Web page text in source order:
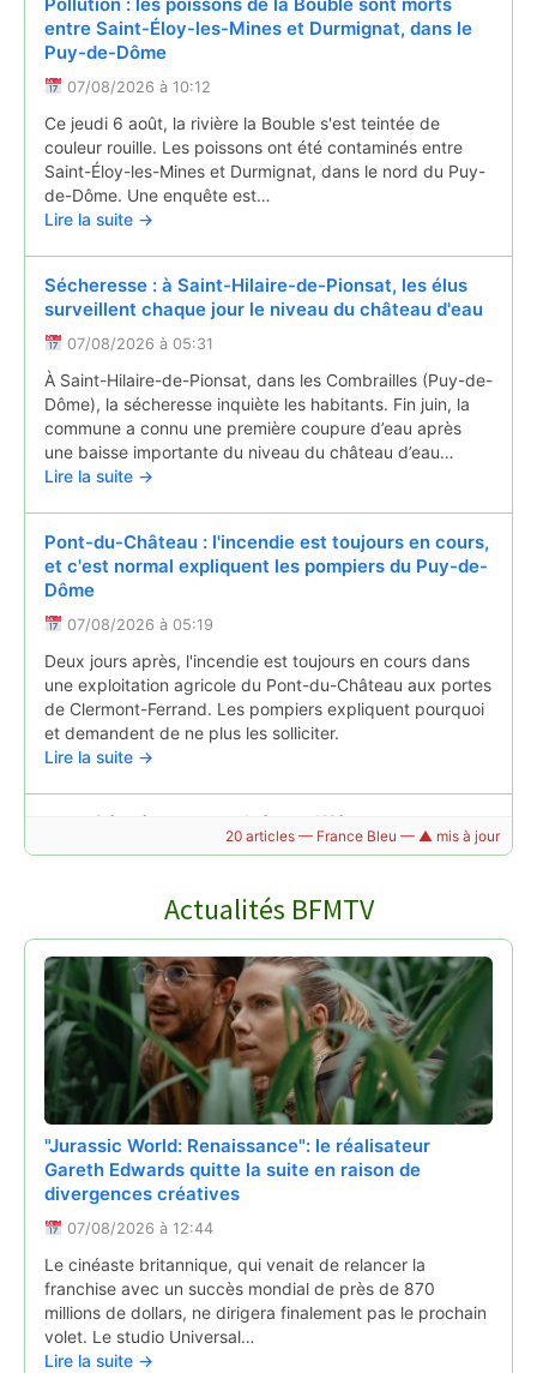
Pollution : les poissons de la Bouble sont morts
entre Saint-Éloy-les-Mines et Durmignat, dans le
Puy-de-Dôme
07/08/2026 à 10:12
Ce jeudi 6 août, la rivière la Bouble s'est teintée de
couleur rouille. Les poissons ont été contaminés entre
Saint-Éloy-les-Mines et Durmignat, dans le nord du Puy-
de-Dôme. Une enquête est…
Lire la suite →
Sécheresse : à Saint-Hilaire-de-Pionsat, les élus
surveillent chaque jour le niveau du château d'eau
07/08/2026 à 05:31
À Saint-Hilaire-de-Pionsat, dans les Combrailles (Puy-de-
Dôme), la sécheresse inquiète les habitants. Fin juin, la
commune a connu une première coupure d’eau après
une baisse importante du niveau du château d’eau…
Lire la suite →
Pont-du-Château : l'incendie est toujours en cours,
et c'est normal expliquent les pompiers du Puy-de-
Dôme
07/08/2026 à 05:19
Deux jours après, l'incendie est toujours en cours dans
une exploitation agricole du Pont-du-Château aux portes
de Clermont-Ferrand. Les pompiers expliquent pourquoi
et demandent de ne plus les solliciter.
Lire la suite →
Mots fléchés, mots croisés, 7 différences...
l'agence d'attractivité de l'Allier lance son premier
06/08/2026 à 15:49
"Mes jeux bourbonnais", c'est le nom du cahier de jeux
lancé par Allier bourbonnais attractivité pour ces
vacances d'été 2026. Une manière de faire (re)découvrir
le territoire de manière ludique.
Lire la suite →
La ville de Beaumont ne veut pas voir un Burger
King s'installer
06/08/2026 à 05:31
20 articles — France Bleu — ▲ mis à jour
Actualités BFMTV
"Jurassic World: Renaissance": le réalisateur
Gareth Edwards quitte la suite en raison de
divergences créatives
07/08/2026 à 12:44
Le cinéaste britannique, qui venait de relancer la
franchise avec un succès mondial de près de 870
millions de dollars, ne dirigera finalement pas le prochain
volet. Le studio Universal…
Lire la suite →